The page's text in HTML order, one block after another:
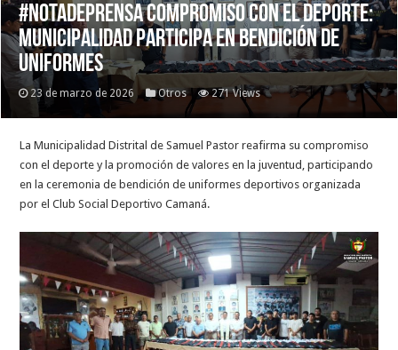
#NotaDePrensa COMPROMISO CON EL DEPORTE:
MUNICIPALIDAD PARTICIPA EN BENDICIÓN DE
UNIFORMES
23 de marzo de 2026 Otros 271 Views
La Municipalidad Distrital de Samuel Pastor reafirma su compromiso
con el deporte y la promoción de valores en la juventud, participando
en la ceremonia de bendición de uniformes deportivos organizada
por el Club Social Deportivo Camaná.